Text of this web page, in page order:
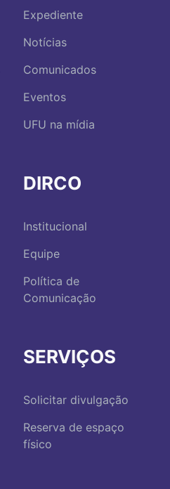
Expediente
Notícias
Comunicados
Eventos
UFU na mídia
DIRCO
Institucional
Equipe
Política de
Comunicação
SERVIÇOS
Solicitar divulgação
Reserva de espaço
físico